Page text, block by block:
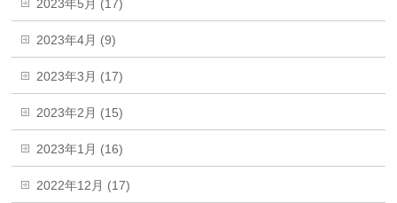
2023年5月 (17)
2023年4月 (9)
2023年3月 (17)
2023年2月 (15)
2023年1月 (16)
2022年12月 (17)